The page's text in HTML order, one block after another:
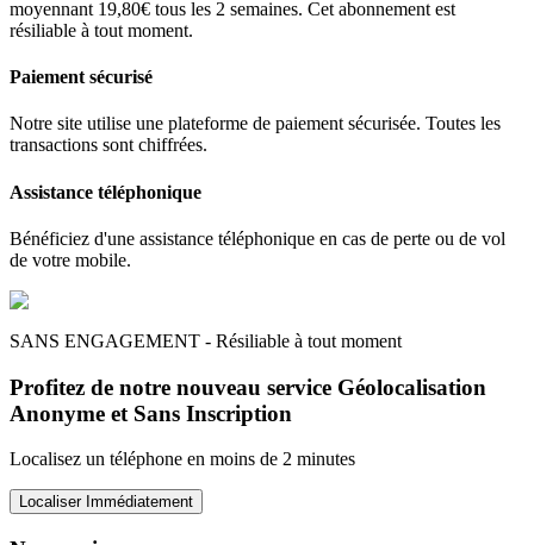
moyennant 19,80€ tous les 2 semaines. Cet abonnement est
résiliable à tout moment.
Paiement sécurisé
Notre site utilise une plateforme de paiement sécurisée. Toutes les
transactions sont chiffrées.
Assistance téléphonique
Bénéficiez d'une assistance téléphonique en cas de perte ou de vol
de votre mobile.
SANS ENGAGEMENT - Résiliable à tout moment
Profitez de notre nouveau service Géolocalisation
Anonyme et Sans Inscription
Localisez un téléphone en moins de 2 minutes
Localiser Immédiatement